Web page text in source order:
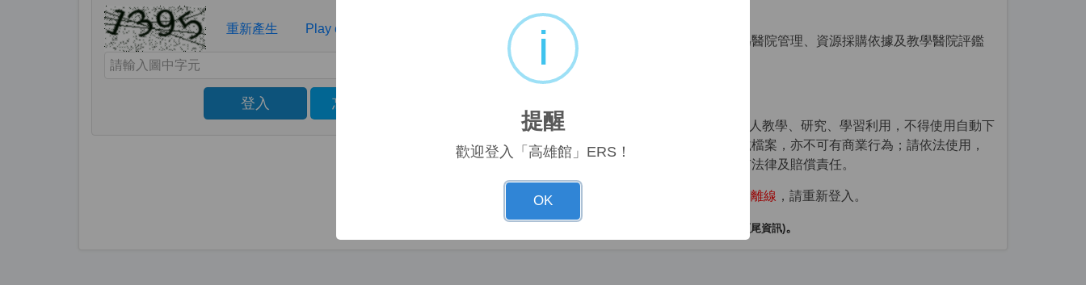
Toggle to show or hide your password
Verification Code
重新產生
Play captcha audio
Enter the characters shown in the image above
登入 忘記帳號
遵照資安規則處理。使用紀錄做為醫院管理、資源採購依據及教學醫院評鑑
等需求應用。
1.下載文獻請遵守著作權法：為個人教學、研究、學習利用，不得使用自動下
載軟體連續、大量、有系統的下載檔案，亦不可有商業行為；請依法使用，
如有違法情事，須由當事人負所有法律及賠償責任。
超過30分鐘未有動作將自動離線 ，請重新登入。
頁尾資訊)。
i
提醒
歡迎登入「高雄館」ERS！
OK